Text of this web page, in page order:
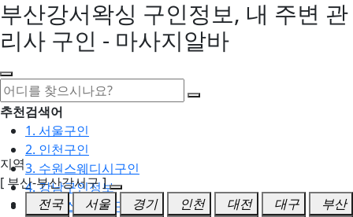
부산강서왁싱 구인정보, 내 주변 관
리사 구인 - 마사지알바
추천검색어
1. 서울구인
2. 인천구인
3. 수원스웨디시구인
4. 강남구인정보
5. 동탄스웨디시구인
지역
[ 부산-부산강서구 ]
전국
서울 경기 인천 대전 대구
부산